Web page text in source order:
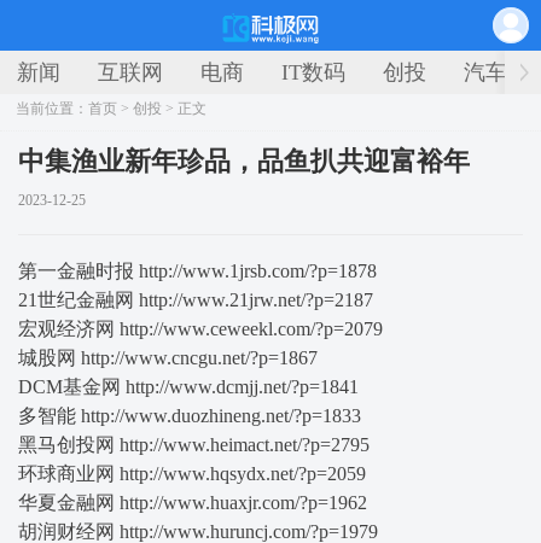
新闻 互联网 电商 IT数码 创投 汽车
当前位置：首页 >创投 > 正文
中集渔业新年珍品，品鱼扒共迎富裕年
2023-12-25
第一金融时报 http://www.1jrsb.com/?p=1878
21世纪金融网 http://www.21jrw.net/?p=2187
宏观经济网 http://www.ceweekl.com/?p=2079
城股网 http://www.cncgu.net/?p=1867
DCM基金网 http://www.dcmjj.net/?p=1841
多智能 http://www.duozhineng.net/?p=1833
黑马创投网 http://www.heimact.net/?p=2795
环球商业网 http://www.hqsydx.net/?p=2059
华夏金融网 http://www.huaxjr.com/?p=1962
胡润财经网 http://www.huruncj.com/?p=1979